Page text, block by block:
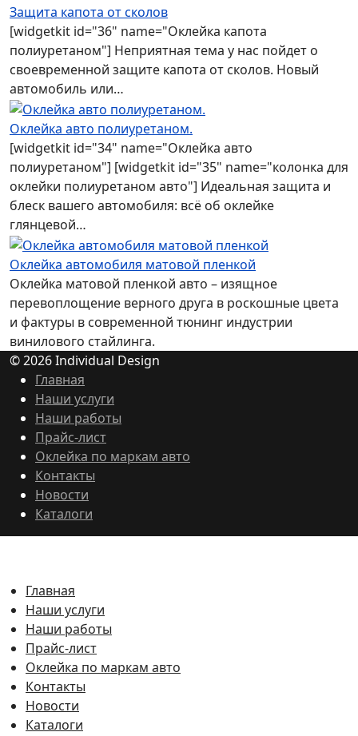
Защита капота от сколов
[widgetkit id="36" name="Оклейка капота
полиуретаном"] Неприятная тема у нас пойдет о
своевременной защите капота от сколов. Новый
автомобиль или…
Оклейка авто полиуретаном.
[widgetkit id="34" name="Оклейка авто
полиуретаном"] [widgetkit id="35" name="колонка для
оклейки полиуретаном авто"] Идеальная защита и
блеск вашего автомобиля: всё об оклейке
глянцевой…
Оклейка автомобиля матовой пленкой
Оклейка матовой пленкой авто – изящное
перевоплощение верного друга в роскошные цвета
и фактуры в современной тюнинг индустрии
винилового стайлинга.
© 2026 Individual Design
Главная
Наши услуги
Наши работы
Прайс-лист
Оклейка по маркам авто
Контакты
Новости
Каталоги
Главная
Наши услуги
Наши работы
Прайс-лист
Оклейка по маркам авто
Контакты
Новости
Каталоги